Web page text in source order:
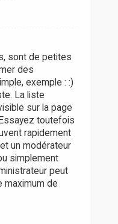
sont de petites
des
exemple : :)
La liste
sur la page
toutefois
rapidement
un modérateur
simplement
peut
maximum de